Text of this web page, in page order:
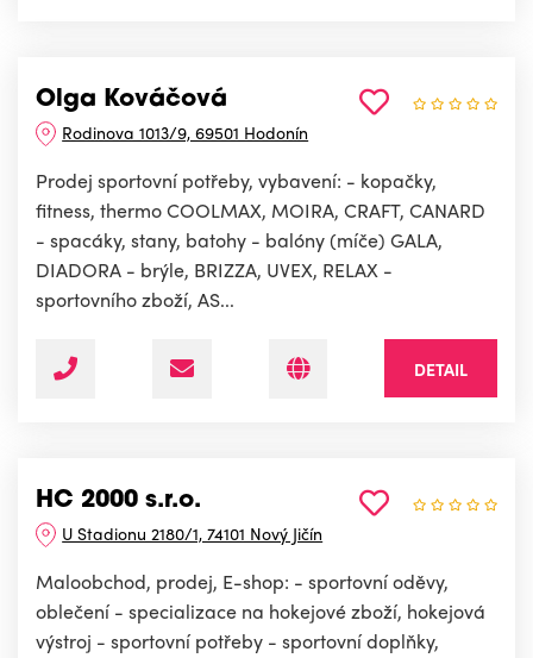
Olga Kováčová
Rodinova 1013/9, 69501 Hodonín
Prodej sportovní potřeby, vybavení: - kopačky,
fitness, thermo COOLMAX, MOIRA, CRAFT, CANARD
- spacáky, stany, batohy - balóny (míče) GALA,
DIADORA - brýle, BRIZZA, UVEX, RELAX -
sportovního zboží, AS...
DETAIL
HC 2000 s.r.o.
U Stadionu 2180/1, 74101 Nový Jičín
Maloobchod, prodej, E-shop: - sportovní oděvy,
oblečení - specializace na hokejové zboží, hokejová
výstroj - sportovní potřeby - sportovní doplňky,